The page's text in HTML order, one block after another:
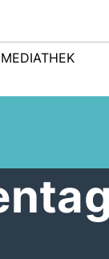
MEDIATHEK